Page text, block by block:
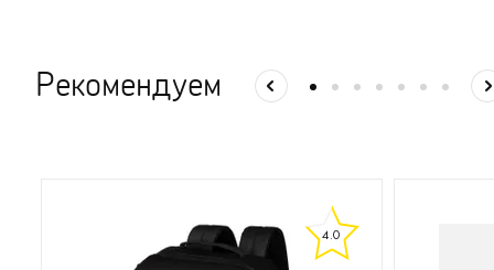
Рекомендуем
4.0